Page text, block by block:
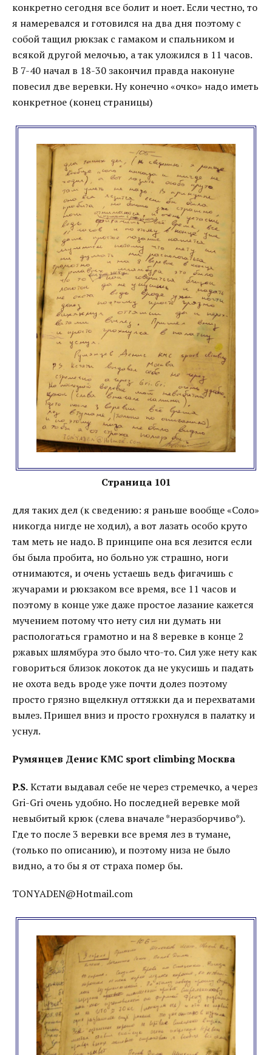
конкретно сегодня все болит и ноет. Если честно, то
я намеревался и готовился на два дня поэтому с
собой тащил рюкзак с гамаком и спальником и
всякой другой мелочью, а так уложился в 11 часов.
В 7-40 начал в 18-30 закончил правда наконуне
повесил две веревки. Ну конечно «очко» надо иметь
конкретное (конец страницы)
Страница 101
для таких дел (к сведению: я раньше вообще «Соло»
никогда нигде не ходил), а вот лазать особо круто
там меть не надо. В принципе она вся лезится если
бы была пробита, но больно уж страшно, ноги
отнимаются, и очень устаешь ведь фигачишь с
жучарами и рюкзаком все время, все 11 часов и
поэтому в конце уже даже простое лазание кажется
мучением потому что нету сил ни думать ни
распологаться грамотно и на 8 веревке в конце 2
ржавых шлямбура это было что-то. Сил уже нету как
говориться близок локоток да не укусишь и падать
не охота ведь вроде уже почти долез поэтому
просто грязно вщелкнул оттяжки да и перехватами
вылез. Пришел вниз и просто грохнулся в палатку и
уснул.
Румянцев Денис КМС sport climbing Москва
P.S.Кстати выдавал себе не через стремечко, а через
Gri-Gri очень удобно. Но последней веревке мой
невыбитый крюк (слева вначале *неразборчиво*).
Где то после 3 веревки все время лез в тумане,
(только по описанию), и поэтому низа не было
видно, а то бы я от страха помер бы.
TONYADEN@Hotmail.com